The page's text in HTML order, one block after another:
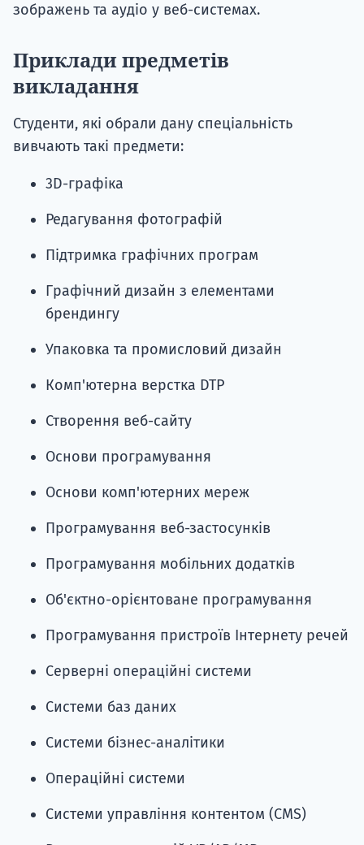
зображень та аудіо у веб-системах.
Приклади предметів
викладання
Студенти, які обрали дану спеціальність
вивчають такі предмети:
3D-графіка
Редагування фотографій
Підтримка графічних програм
Графічний дизайн з елементами
брендингу
Упаковка та промисловий дизайн
Комп'ютерна верстка DTP
Створення веб-сайту
Основи програмування
Основи комп'ютерних мереж
Програмування веб-застосунків
Програмування мобільних додатків
Об'єктно-орієнтоване програмування
Програмування пристроїв Інтернету речей
Серверні операційні системи
Системи баз даних
Системи бізнес-аналітики
Операційні системи
Системи управління контентом (CMS)